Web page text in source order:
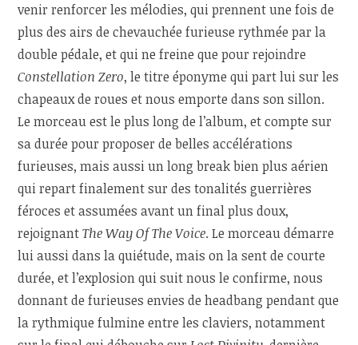
venir renforcer les mélodies, qui prennent une fois de
plus des airs de chevauchée furieuse rythmée par la
double pédale, et qui ne freine que pour rejoindre
Constellation Zero, le titre éponyme qui part lui sur les
chapeaux de roues et nous emporte dans son sillon.
Le morceau est le plus long de l’album, et compte sur
sa durée pour proposer de belles accélérations
furieuses, mais aussi un long break bien plus aérien
qui repart finalement sur des tonalités guerrières
féroces et assumées avant un final plus doux,
rejoignantThe Way Of The Voice. Le morceau démarre
lui aussi dans la quiétude, mais on la sent de courte
durée, et l’explosion qui suit nous le confirme, nous
donnant de furieuses envies de headbang pendant que
la rythmique fulmine entre les claviers, notamment